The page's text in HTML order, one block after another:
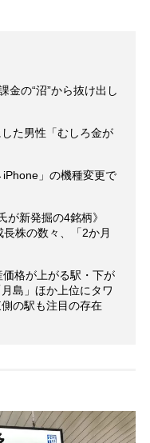
の“沼”から抜け出し
た男性「むしろ金が
」の機種変更で
が新発掘の4銘柄》
株の数々、「2か月
価格が上がる駅・下が
島」ほか上位にタワ
の駅も注目の存在